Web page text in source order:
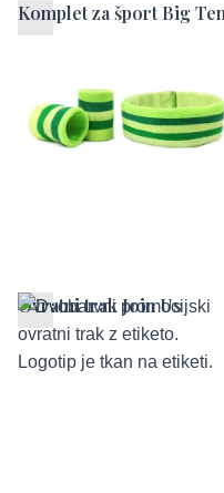
Komplet za šport Big
Ovratni trak Join Us